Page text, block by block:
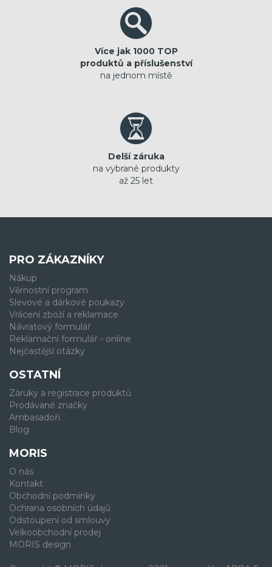
Více jak 1000 TOP
produktů a příslušenství
na jednom místě
Delší záruka
na vybrané produkty
až 25 let
PRO ZÁKAZNÍKY
Nákup
Věrnostní program
Slevové a dárkové poukazy
Vrácení zboží a reklamace
Návratový formulář
Reklamační formulář - online
Nejčastější otázky
OSTATNÍ
Záruky a registrace produktů
Prodávané značky
Ambasadoři
Blog
MORIS
O nás
Kontakt
Obchodní podmínky
Ochrana osobních údajů
Odstoupení od smlouvy
Velkoobchodní prodej
MORIS design